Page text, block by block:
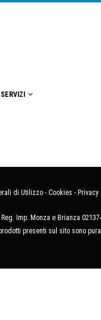
SERVIZI
di Utilizzo - Cookies - Privacy
Imp. Monza e Brianza
presenti sul sito sono